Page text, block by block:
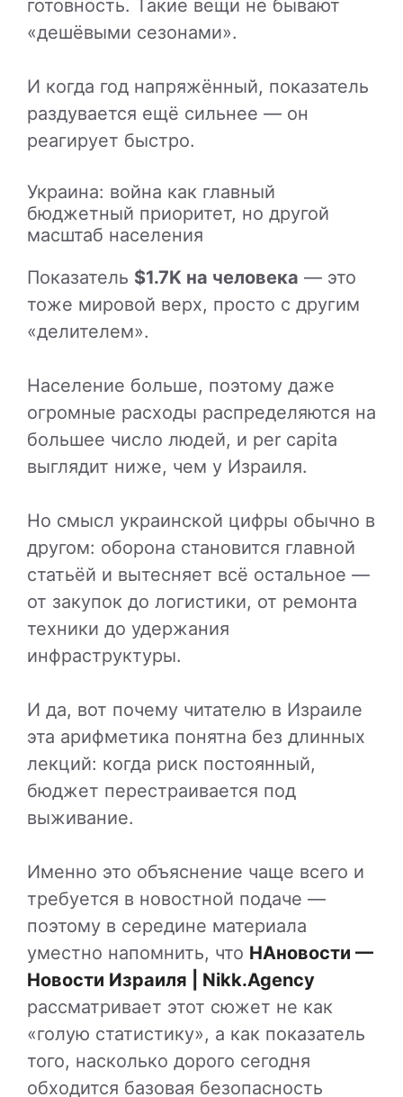
готовность. Такие вещи не бывают
«дешёвыми сезонами».
И когда год напряжённый, показатель
раздувается ещё сильнее — он
реагирует быстро.
Украина: война как главный
бюджетный приоритет, но другой
масштаб населения
Показатель $1.7K на человека — это
тоже мировой верх, просто с другим
«делителем».
Население больше, поэтому даже
огромные расходы распределяются на
большее число людей, и per capita
выглядит ниже, чем у Израиля.
Но смысл украинской цифры обычно в
другом: оборона становится главной
статьёй и вытесняет всё остальное —
от закупок до логистики, от ремонта
техники до удержания
инфраструктуры.
И да, вот почему читателю в Израиле
эта арифметика понятна без длинных
лекций: когда риск постоянный,
бюджет перестраивается под
выживание.
Именно это объяснение чаще всего и
требуется в новостной подаче —
поэтому в середине материала
уместно напомнить, что НАновости —
Новости Израиля | Nikk.Agency
рассматривает этот сюжет не как
«голую статистику», а как показатель
того, насколько дорого сегодня
обходится базовая безопасность